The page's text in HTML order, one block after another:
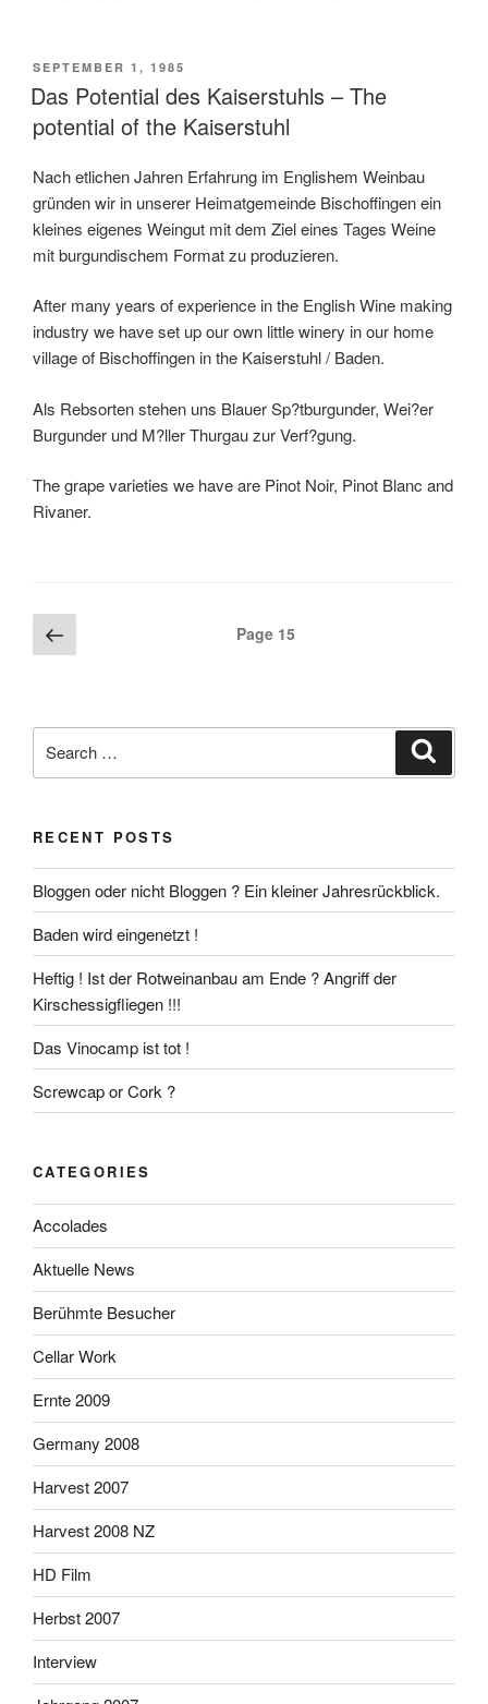
POSTED
ON
SEPTEMBER 1, 1985
Das Potential des Kaiserstuhls – The
potential of the Kaiserstuhl
Nach etlichen Jahren Erfahrung im Englishem Weinbau
gründen wir in unserer Heimatgemeinde Bischoffingen ein
kleines eigenes Weingut mit dem Ziel eines Tages Weine
mit burgundischem Format zu produzieren.
After many years of experience in the English Wine making
industry we have set up our own little winery in our home
village of Bischoffingen in the Kaiserstuhl / Baden.
Als Rebsorten stehen uns Blauer Sp?tburgunder, Wei?er
Burgunder und M?ller Thurgau zur Verf?gung.
The grape varieties we have are Pinot Noir, Pinot Blanc and
Rivaner.
Posts
navigation
page
Page 15
for:
RECENT POSTS
Bloggen oder nicht Bloggen ? Ein kleiner Jahresrückblick.
Baden wird eingenetzt !
Heftig ! Ist der Rotweinanbau am Ende ? Angriff der
Kirschessigfliegen !!!
Das Vinocamp ist tot !
Screwcap or Cork ?
CATEGORIES
Accolades
Aktuelle News
Berühmte Besucher
Cellar Work
Ernte 2009
Germany 2008
Harvest 2007
Harvest 2008 NZ
HD Film
Herbst 2007
Interview